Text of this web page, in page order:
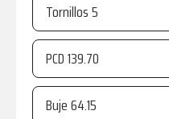
Tornillos
PCD
Buje